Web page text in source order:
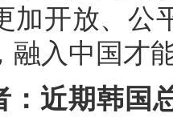
加开放、公
融入中国才
：近期韩国